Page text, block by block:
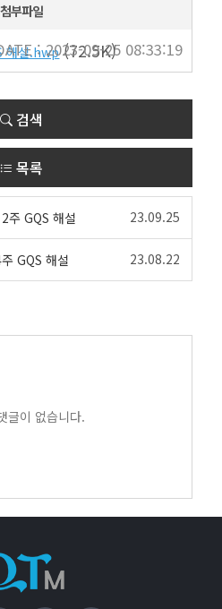
첨부파일
해설.hwp(72.5K)
: 2023-09-25 08:33:19
검색
목록
주 GQS 해설 23.09.25
GQS 해설 23.08.22
글이 없습니다.